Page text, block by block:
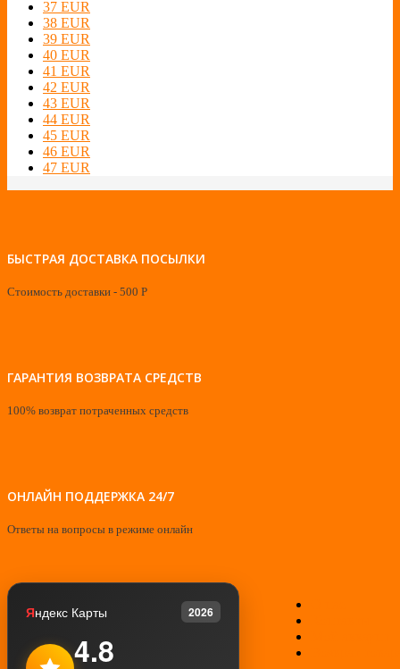
37 EUR
38 EUR
39 EUR
40 EUR
41 EUR
42 EUR
43 EUR
44 EUR
45 EUR
46 EUR
47 EUR
БЫСТРАЯ ДОСТАВКА ПОСЫЛКИ
Стоимость доставки - 500 Р
ГАРАНТИЯ ВОЗВРАТА СРЕДСТВ
100% возврат потраченных средств
ОНЛАЙН ПОДДЕРЖКА 24/7
Ответы на вопросы в режиме онлайн
Яндекс Карты 2026
4.8